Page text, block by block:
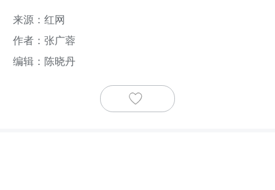
来源：红网
作者：张广蓉
编辑：陈晓丹